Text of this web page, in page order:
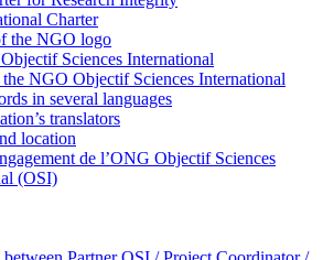
Charter
the NGO logo
Sciences International
the NGO Objectif Sciences International
in several languages
translators
location
de l’ONG Objectif Sciences
(OSI)